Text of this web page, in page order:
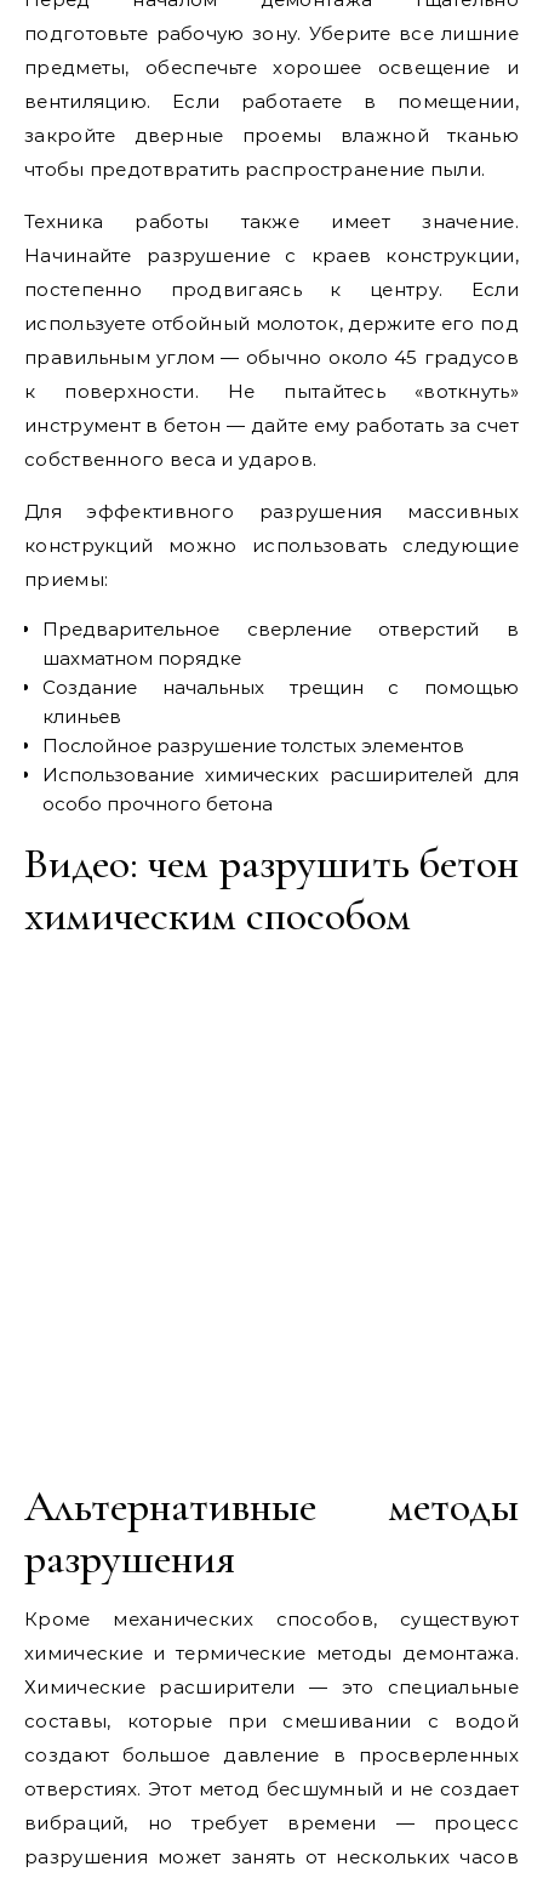
подготовьте рабочую зону. Уберите все лишние
предметы, обеспечьте хорошее освещение и
вентиляцию. Если работаете в помещении,
закройте дверные проемы влажной тканью
чтобы предотвратить распространение пыли.
Техника работы также имеет значение.
Начинайте разрушение с краев конструкции,
постепенно продвигаясь к центру. Если
используете отбойный молоток, держите его под
правильным углом — обычно около 45 градусов
к поверхности. Не пытайтесь «воткнуть»
инструмент в бетон — дайте ему работать за счет
собственного веса и ударов.
Для эффективного разрушения массивных
конструкций можно использовать следующие
приемы:
Предварительное сверление отверстий в
шахматном порядке
Создание начальных трещин с помощью
клиньев
Послойное разрушение толстых элементов
Использование химических расширителей для
особо прочного бетона
Видео: чем разрушить бетон
химическим способом
Альтернативные методы
разрушения
Кроме механических способов, существуют
химические и термические методы демонтажа.
Химические расширители — это специальные
составы, которые при смешивании с водой
создают большое давление в просверленных
отверстиях. Этот метод бесшумный и не создает
вибраций, но требует времени — процесс
разрушения может занять от нескольких часов